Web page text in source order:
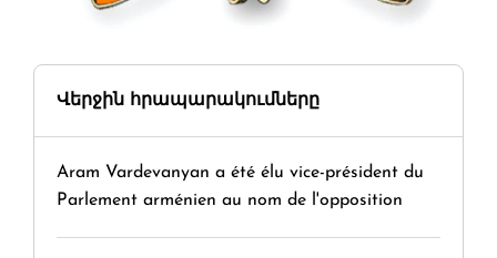
Վերջին հրապարակումները
Aram Vardevanyan a été élu vice-président du
Parlement arménien au nom de l'opposition